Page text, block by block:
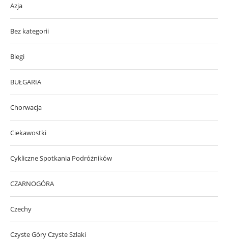
Azja
Bez kategorii
Biegi
BUŁGARIA
Chorwacja
Ciekawostki
Cykliczne Spotkania Podróżników
CZARNOGÓRA
Czechy
Czyste Góry Czyste Szlaki